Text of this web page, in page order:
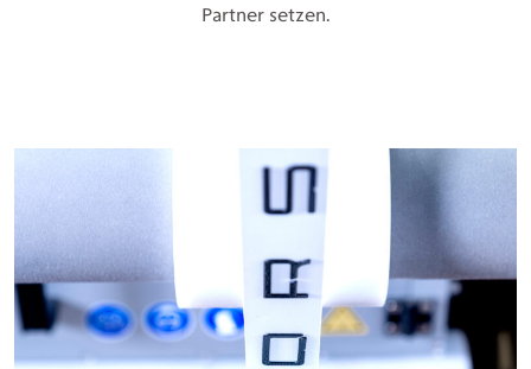
Partner setzen.